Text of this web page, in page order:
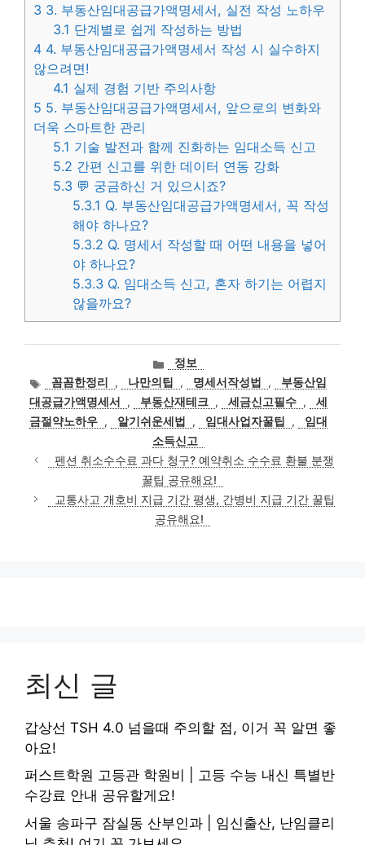
3 3. 부동산임대공급가액명세서, 실전 작성 노하우
3.1 단계별로 쉽게 작성하는 방법
4 4. 부동산임대공급가액명세서 작성 시 실수하지
않으려면!
4.1 실제 경험 기반 주의사항
5 5. 부동산임대공급가액명세서, 앞으로의 변화와
더욱 스마트한 관리
5.1 기술 발전과 함께 진화하는 임대소득 신고
5.2 간편 신고를 위한 데이터 연동 강화
5.3 💬 궁금하신 거 있으시죠?
5.3.1 Q. 부동산임대공급가액명세서, 꼭 작성
해야 하나요?
5.3.2 Q. 명세서 작성할 때 어떤 내용을 넣어
야 하나요?
5.3.3 Q. 임대소득 신고, 혼자 하기는 어렵지
않을까요?
카
테
고
리
정보
태
그
꼼꼼한정리 , 나만의팁 , 명세서작성법 ,
부동산임
대공급가액명세서
, 부동산재테크 , 세금신고필수 ,
세
금절약노하우 , 알기쉬운세법 , 임대사업자꿀팁 ,
임대
소득신고
펜션 취소수수료 과다 청구? 예약취소 수수료 환불 분쟁
꿀팁 공유해요!
교통사고 개호비 지급 기간 평생, 간병비 지급 기간 꿀팁
공유해요!
최신 글
갑상선 TSH 4.0 넘을때 주의할 점, 이거 꼭 알면 좋
아요!
퍼스트학원 고등관 학원비 | 고등 수능 내신 특별반
수강료 안내 공유할게요!
서울 송파구 잠실동 산부인과 | 임신출산, 난임클리